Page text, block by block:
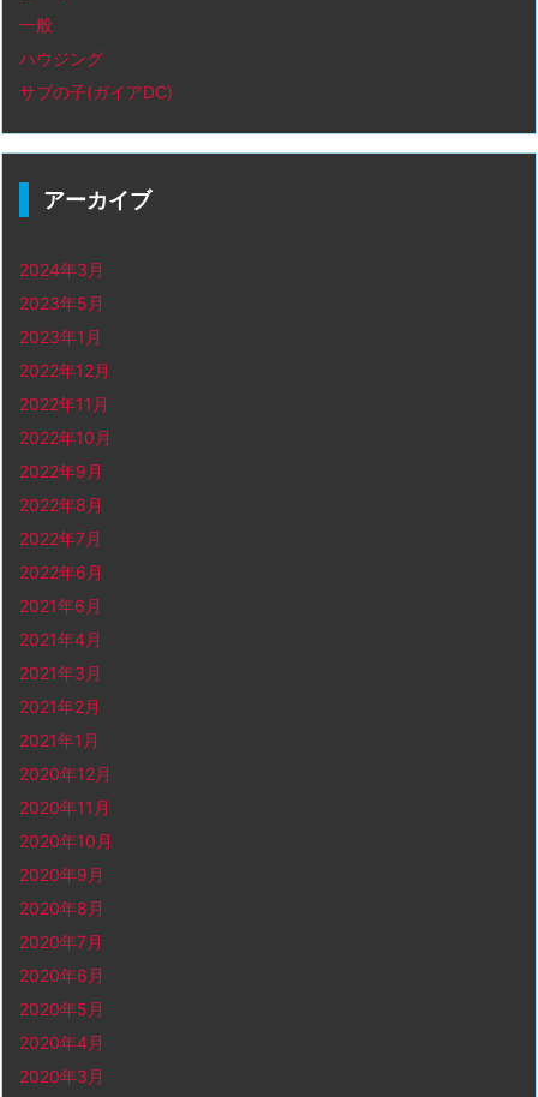
一般
ハウジング
サブの子(ガイアDC)
アーカイブ
2024年3月
2023年5月
2023年1月
2022年12月
2022年11月
2022年10月
2022年9月
2022年8月
2022年7月
2022年6月
2021年6月
2021年4月
2021年3月
2021年2月
2021年1月
2020年12月
2020年11月
2020年10月
2020年9月
2020年8月
2020年7月
2020年6月
2020年5月
2020年4月
2020年3月